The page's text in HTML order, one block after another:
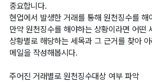
중요합니다.
현업에서 발생한 거래를 통해 원천징수를 해
만약 원천징수를 해야하는 상황이라면 어떤
상황별로 해당하는 세목과 그 근거를 찾아
메일을 작성해봅시다.
주어진 거래별로 원천징수대상 여부 파악